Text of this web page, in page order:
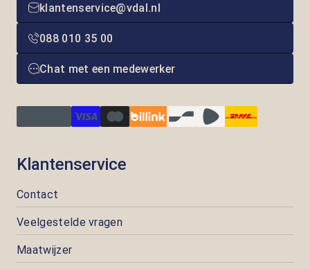
klantenservice@vdal.nl
088 010 35 00
Chat met een medewerker
Klantenservice
Contact
Veelgestelde vragen
Maatwijzer